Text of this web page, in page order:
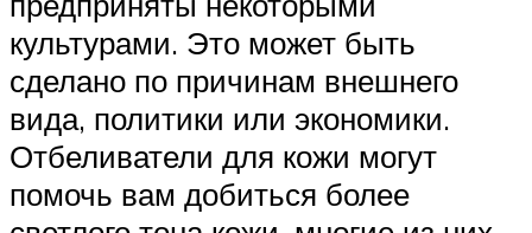
культурами. Это может быть
сделано по причинам внешнего
вида, политики или экономики.
Отбеливатели для кожи могут
помочь вам добиться более